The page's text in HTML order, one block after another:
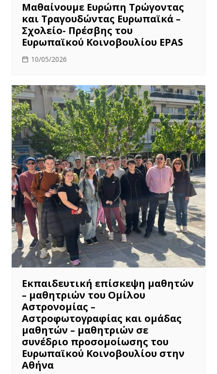
Μαθαίνουμε Ευρώπη Τρώγοντας
και Τραγουδώντας Ευρωπαϊκά –
Σχολείο- Πρέσβης του
Ευρωπαϊκού Κοινοβουλίου EPAS
10/05/2026
Εκπαιδευτική επίσκεψη μαθητών
– μαθητριών του Ομίλου
Αστρονομίας –
Αστροφωτογραφίας και ομάδας
μαθητών – μαθητριών σε
συνέδριο προσομοίωσης του
Ευρωπαϊκού Κοινοβουλίου στην
Αθήνα